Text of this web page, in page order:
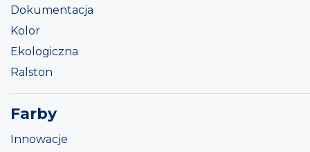
Dokumentacja
Kolor
Ekologiczna
Ralston
Farby
Innowacje